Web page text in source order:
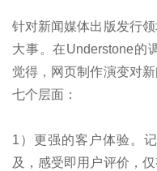
针对新闻媒体出版发行
大事。在Understone的
觉得，网页制作演变对
七个层面：
1）更强的客户体验。
及，感受即用户评价，